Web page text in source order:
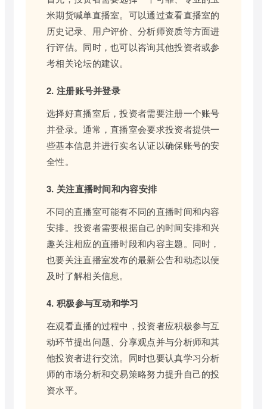
米期货喊单直播室。可以通过查看直播室的
历史记录、用户评价、分析师资质等方面进
行评估。同时，也可以咨询其他投资者或参
考相关论坛的建议。
2. 注册账号并登录
选择好直播室后，投资者需要注册一个账号
并登录。通常，直播室会要求投资者提供一
些基本信息并进行实名认证以确保账号的安
全性。
3. 关注直播时间和内容安排
不同的直播室可能有不同的直播时间和内容
安排。投资者需要根据自己的时间安排和兴
趣关注相应的直播时段和内容主题。同时，
也要关注直播室发布的最新公告和动态以便
及时了解相关信息。
4. 积极参与互动和学习
在观看直播的过程中，投资者应积极参与互
动环节提出问题、分享观点并与分析师和其
他投资者进行交流。同时也要认真学习分析
师的市场分析和交易策略努力提升自己的投
资水平。